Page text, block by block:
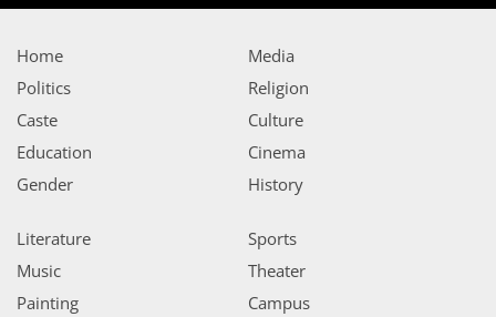
Home
Politics
Caste
Education
Gender
Media
Religion
Culture
Cinema
History
Literature
Music
Painting
Sports
Theater
Campus